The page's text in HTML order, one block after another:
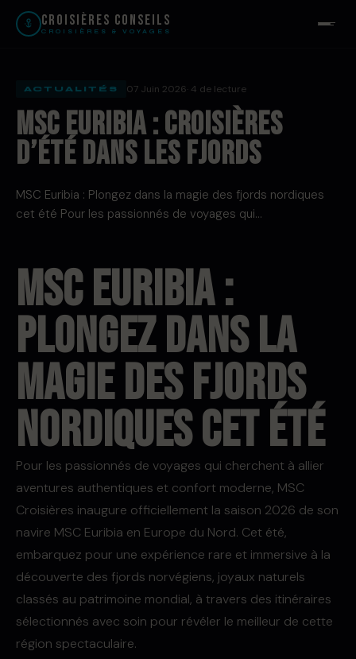
Croisières Conseils
CROISIÈRES & VOYAGES
ACTUALITÉS 07 Juin 2026 · 4 de lecture
MSC Euribia : croisières
d’été dans les fjords
MSC Euribia : Plongez dans la magie des fjords nordiques
cet été Pour les passionnés de voyages qui…
MSC Euribia :
Plongez dans la
magie des fjords
nordiques cet été
Pour les passionnés de voyages qui cherchent à allier
aventures authentiques et confort moderne, MSC
Croisières inaugure officiellement la saison 2026 de son
navire MSC Euribia en Europe du Nord. Cet été,
embarquez pour une expérience rare et immersive à la
découverte des fjords norvégiens, joyaux naturels
classés au patrimoine mondial, à travers des itinéraires
sélectionnés avec soin pour révéler le meilleur de cette
région spectaculaire.